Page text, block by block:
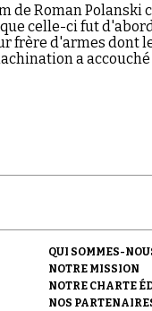
de Roman Polanski
celle-ci fut
frère d'armes dont
a
QUI SOMMES-
NOTRE MISSION
NOTRE CHARTE
NOS